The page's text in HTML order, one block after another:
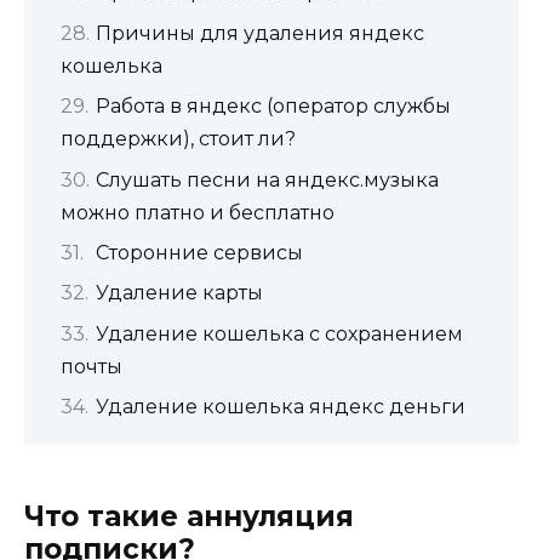
Причины для удаления яндекс
кошелька
Работа в яндекс (оператор службы
поддержки), стоит ли?
Слушать песни на яндекс.музыка
можно платно и бесплатно
Сторонние сервисы
Удаление карты
Удаление кошелька с сохранением
почты
Удаление кошелька яндекс деньги
Что такие аннуляция
подписки?